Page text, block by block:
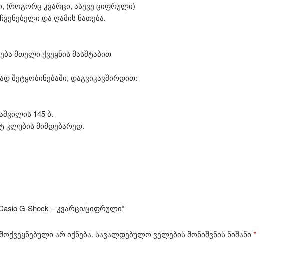
(როგორც კვარცი, ასევე ციფრული)
და ღამის ნათება.
მთელი ქვეყნის მასშტაბით
შეტყობინებაში, დაგვიკავშირდით:
145 ბ.
კლუბის მიმდებარედ.
G-Shock – კვარცი/ციფრული“
არ იქნება. სავალდებულო ველების მონიშვნის ნიშანი *